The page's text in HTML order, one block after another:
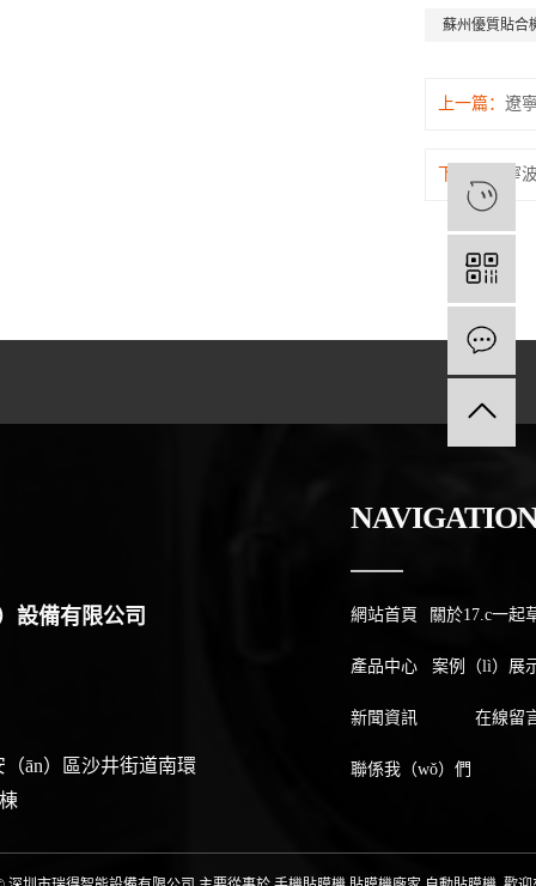
蘇州優質貼合
上一篇： 遼
下一篇： 寧
設備有限公司
ān）區沙井街道南環
網站首頁 關於17.c一起
產品中心 案例（lì）展
新聞資訊 在線留
聯係我（wǒ）們